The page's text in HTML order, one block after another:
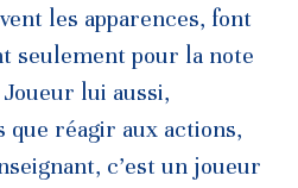
les apparences, font
seulement pour la note
lui aussi,
que réagir aux actions,
c’est un joueur